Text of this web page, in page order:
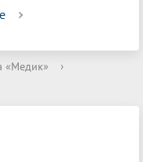
«Медик»
›